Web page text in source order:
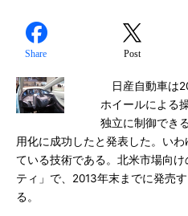
Share Post
日産自動車は
ホイールによる
独立に制御でき
用化に成功したと発表した。い
ている技術である。北米市場向
ティ」で、2013年末までに発売
る。